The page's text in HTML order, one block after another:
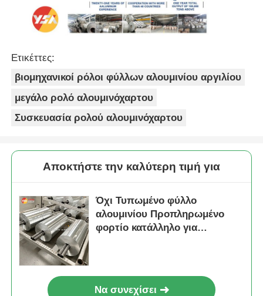
Ετικέττες:
βιομηχανικοί ρόλοι φύλλων αλουμινίου αργιλίου
μεγάλο ρολό αλουμινόχαρτου
Συσκευασία ρολού αλουμινόχαρτου
Αποκτήστε την καλύτερη τιμή για
Όχι Τυπωμένο φύλλο
αλουμινίου Προπληρωμένο
φορτίο κατάλληλο για
Να συνεχίσει